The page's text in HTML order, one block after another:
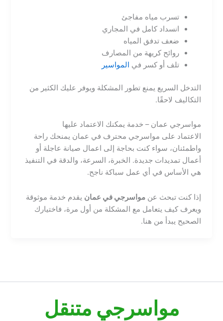
تسرب مياه مفاجئ
انسداد كامل في المجاري
ضعف تدفق المياه
روائح كريهة من المصارف
تلف أو كسر في المواسير
التدخل السريع يمنع تطور المشكلة ويوفر عليك الكثير من
التكاليف لاحقًا.
مواسرجي عمان – خدمة يمكنك الاعتماد عليها
الاعتماد على مواسرجي محترف في عمان يمنحك راحة
واطمئنان، سواء كنت بحاجة إلى اعمال صيانة عاجلة أو
أعمال تمديدات جديدة. الخبرة، السرعة، والدقة في التنفيذ
هي الأساس في أي عمل سباكة ناجح.
إذا كنت تبحث عنمواسرجي في عمان يقدم خدمة موثوقة
ويعرف كيف يتعامل مع المشكلة من أول مرة، فاختيارك
الصحيح يبدأ من هنا.
مواسرجي متنقل